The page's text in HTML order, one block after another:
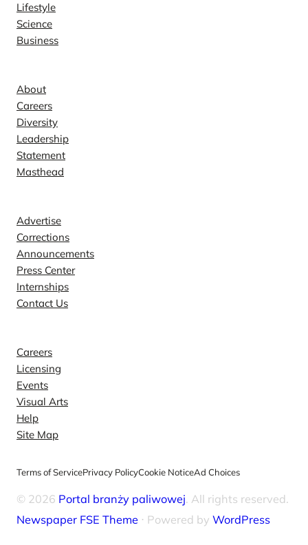
Lifestyle
Science
Business
About
Careers
Diversity
Leadership
Statement
Masthead
Advertise
Corrections
Announcements
Press Center
Internships
Contact Us
Careers
Licensing
Events
Visual Arts
Help
Site Map
Terms of ServicePrivacy PolicyCookie NoticeAd Choices
© 2026 Portal branży paliwowej. All rights reserved.
Newspaper FSE Theme ⋅ Powered by WordPress